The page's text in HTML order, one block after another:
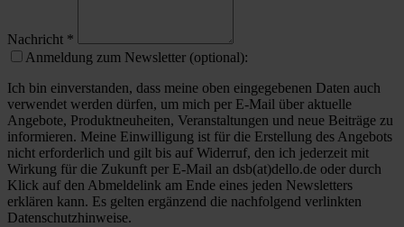
Nachricht *
Anmeldung zum Newsletter (optional):
Ich bin einverstanden, dass meine oben eingegebenen Daten auch
verwendet werden dürfen, um mich per E-Mail über aktuelle
Angebote, Produktneuheiten, Veranstaltungen und neue Beiträge zu
informieren. Meine Einwilligung ist für die Erstellung des Angebots
nicht erforderlich und gilt bis auf Widerruf, den ich jederzeit mit
Wirkung für die Zukunft per E-Mail an dsb(at)dello.de oder durch
Klick auf den Abmeldelink am Ende eines jeden Newsletters
erklären kann. Es gelten ergänzend die nachfolgend verlinkten
Datenschutzhinweise.